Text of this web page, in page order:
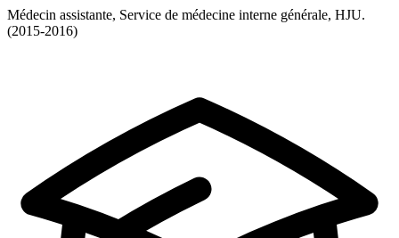
Médecin assistante, Service de médecine interne générale, HJU.
(2015-2016)